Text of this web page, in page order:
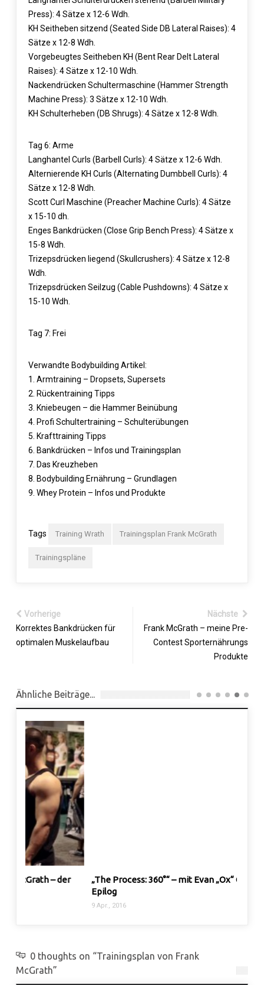
Press): 4 Sätze x 12-6 Wdh.
KH Seitheben sitzend (Seated Side DB Lateral Raises): 4
Sätze x 12-8 Wdh.
Vorgebeugtes Seitheben KH (Bent Rear Delt Lateral
Raises): 4 Sätze x 12-10 Wdh.
Nackendrücken Schultermaschine (Hammer Strength
Machine Press): 3 Sätze x 12-10 Wdh.
KH Schulterheben (DB Shrugs): 4 Sätze x 12-8 Wdh.
Tag 6: Arme
Langhantel Curls (Barbell Curls): 4 Sätze x 12-6 Wdh.
Alternierende KH Curls (Alternating Dumbbell Curls): 4
Sätze x 12-8 Wdh.
Scott Curl Maschine (Preacher Machine Curls): 4 Sätze
x 15-10 dh.
Enges Bankdrücken (Close Grip Bench Press): 4 Sätze x
15-8 Wdh.
Trizepsdrücken liegend (Skullcrushers): 4 Sätze x 12-8
Wdh.
Trizepsdrücken Seilzug (Cable Pushdowns): 4 Sätze x
15-10 Wdh.
Tag 7: Frei
Verwandte Bodybuilding Artikel:
1. Armtraining – Dropsets, Supersets
2. Rückentraining Tipps
3. Kniebeugen – die Hammer Beinübung
4. Profi Schultertraining – Schulterübungen
5. Krafttraining Tipps
6. Bankdrücken – Infos und Trainingsplan
7. Das Kreuzheben
8. Bodybuilding Ernährung – Grundlagen
9. Whey Protein – Infos und Produkte
Tags Training Wrath Trainingsplan Frank McGrath
Trainingspläne
Vorherige
Korrektes Bankdrücken für
optimalen Muskelaufbau
Nächste
Frank McGrath – meine Pre-
Contest Sporternährungs
Produkte
Ähnliche Beiträge...
„The Process: 360°“ – mit Evan „Ox“ Centopani –
0 thoughts on “Trainingsplan von Frank
McGrath”